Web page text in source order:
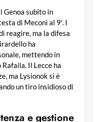
Genoa subito in
di Meconi al 9′. I
reagire, ma la difesa
ha
mettendo in
Il Lecce ha
ma Lysionok si è
un tiro insidioso di
e gestione